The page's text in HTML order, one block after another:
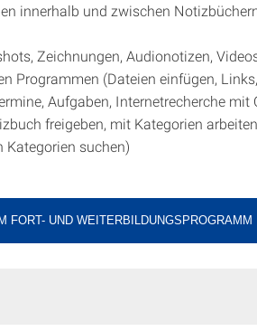
innerhalb und zwischen
Zeichnungen, Audionotizen,
Programmen (Dateien einfügen,
Aufgaben, Internetrecherche mit
freigeben, mit Kategorien
Kategorien suchen)
FORT- UND WEITERBILDUNGSPROGRAMM